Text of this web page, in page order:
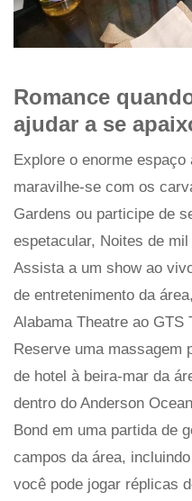
Romance
ajudar a se
Explore o enorme
maravilhe-se com os
Gardens ou participe de
espetacular, Noites de
Assista a um show ao
de entretenimento da
Alabama Theatre ao GTS
Reserve uma massagem
de hotel à beira-mar da
dentro do Anderson
Bond em uma partida de
campos da área,
você pode jogar réplicas